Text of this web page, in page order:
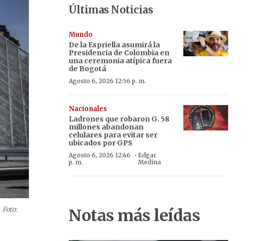
Foto:
Últimas Noticias
Mundo
De la Espriella asumirá la
Presidencia de Colombia en
una ceremonia atípica fuera
de Bogotá
Agosto 6, 2026 12:56 p. m.
Nacionales
Ladrones que robaron G. 58
millones abandonan
celulares para evitar ser
ubicados por GPS
Agosto 6, 2026 12:46
p. m.
· Edgar
Medina
Notas más leídas